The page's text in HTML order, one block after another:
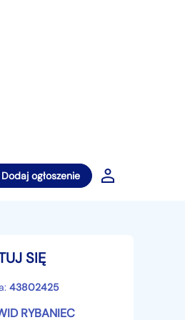
Dodaj ogłoszenie
SIĘ
43802425
RYBANIEC